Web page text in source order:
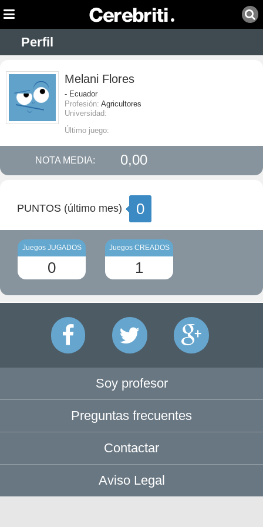
Perfil
Melani Flores
- Ecuador
Profesión: Agricultores
Universidad:
Último juego:
NOTA MEDIA: 0,00
PUNTOS (último mes) 0
Juegos JUGADOS
0
Juegos CREADOS
1
Soy profesor
Preguntas frecuentes
Contactar
Aviso Legal